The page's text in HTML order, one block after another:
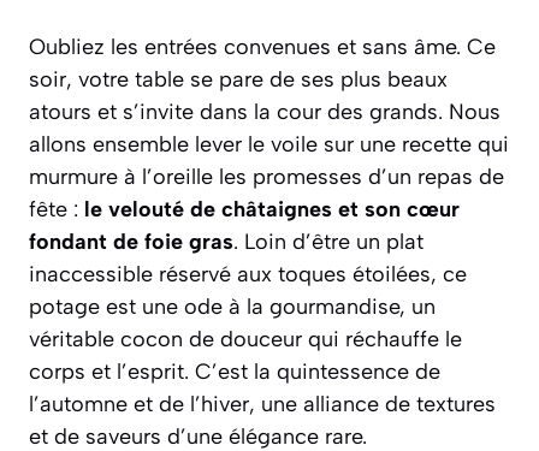
Oubliez les entrées convenues et sans âme. Ce
soir, votre table se pare de ses plus beaux
atours et s’invite dans la cour des grands. Nous
allons ensemble lever le voile sur une recette qui
murmure à l’oreille les promesses d’un repas de
fête : le velouté de châtaignes et son cœur
fondant de foie gras. Loin d’être un plat
inaccessible réservé aux toques étoilées, ce
potage est une ode à la gourmandise, un
véritable cocon de douceur qui réchauffe le
corps et l’esprit. C’est la quintessence de
l’automne et de l’hiver, une alliance de textures
et de saveurs d’une élégance rare.